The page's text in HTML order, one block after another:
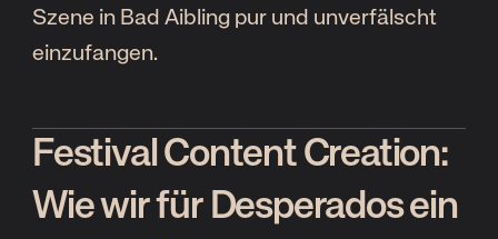
Szene in Bad Aibling pur und unverfälscht
einzufangen.
Festival Content Creation:
Wie wir für Desperados ein